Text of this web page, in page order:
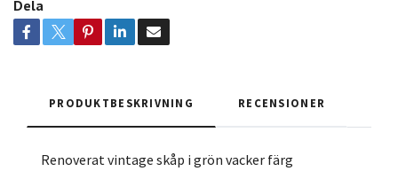
Dela
PRODUKTBESKRIVNING RECENSIONER
Renoverat vintage skåp i grön vacker färg